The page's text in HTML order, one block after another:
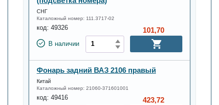
СНГ
Каталожный номер: 111.3717-02
код: 49326
В наличии
101,70
Фонарь задний ВАЗ 2106 правый
Китай
Каталожный номер: 21060-371601001
код: 49416 423,72